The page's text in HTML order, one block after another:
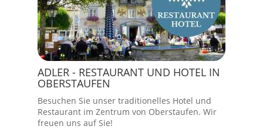
ADLER - RESTAURANT UND HOTEL IN
OBERSTAUFEN
Besuchen Sie unser traditionelles Hotel und
Restaurant im Zentrum von Oberstaufen. Wir
freuen uns auf Sie!